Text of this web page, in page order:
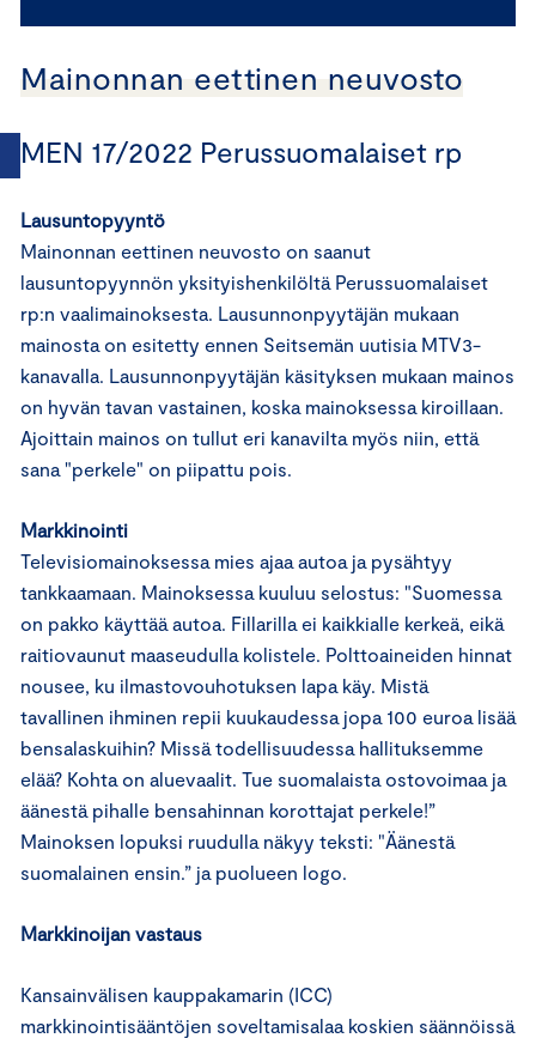
Mainonnan eettinen neuvosto
MEN 17/2022 Perussuomalaiset rp
Lausuntopyyntö
Mainonnan eettinen neuvosto on saanut
lausuntopyynnön yksityishenkilöltä Perussuomalaiset
rp:n vaalimainoksesta. Lausunnonpyytäjän mukaan
mainosta on esitetty ennen Seitsemän uutisia MTV3-
kanavalla. Lausunnonpyytäjän käsityksen mukaan mainos
on hyvän tavan vastainen, koska mainoksessa kiroillaan.
Ajoittain mainos on tullut eri kanavilta myös niin, että
sana "perkele" on piipattu pois.
Markkinointi
Televisiomainoksessa mies ajaa autoa ja pysähtyy
tankkaamaan. Mainoksessa kuuluu selostus: "Suomessa
on pakko käyttää autoa. Fillarilla ei kaikkialle kerkeä, eikä
raitiovaunut maaseudulla kolistele. Polttoaineiden hinnat
nousee, ku ilmastovouhotuksen lapa käy. Mistä
tavallinen ihminen repii kuukaudessa jopa 100 euroa lisää
bensalaskuihin? Missä todellisuudessa hallituksemme
elää? Kohta on aluevaalit. Tue suomalaista ostovoimaa ja
äänestä pihalle bensahinnan korottajat perkele!”
Mainoksen lopuksi ruudulla näkyy teksti: "Äänestä
suomalainen ensin.” ja puolueen logo.
Markkinoijan vastaus
Kansainvälisen kauppakamarin (ICC)
markkinointisääntöjen soveltamisalaa koskien säännöissä